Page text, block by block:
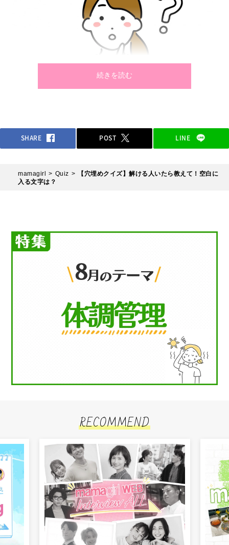
続きを読む
SHARE POST LINE
mamagirl Quiz
【穴埋めクイズ】解ける人いたら教えて！空白に
入る文字は？
RECOMMEND